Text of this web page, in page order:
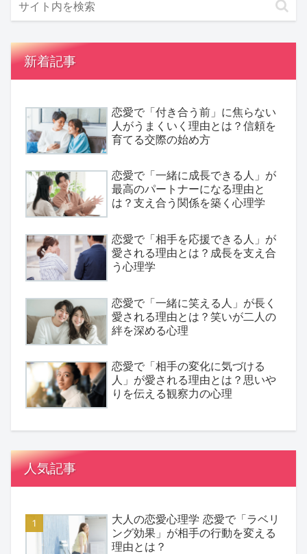
新着記事
恋愛で「付き合う前」に焦らない
人がうまくいく理由とは？信頼を
育てる交際の始め方
恋愛で「一緒に成長できる人」が
最高のパートナーになる理由と
は？支え合う関係を築く心理学
恋愛で「相手を応援できる人」が
愛される理由とは？成長を支え合
う心理学
恋愛で「一緒に笑える人」が長く
愛される理由とは？笑いが二人の
絆を深める心理
恋愛で「相手の変化に気づける
人」が愛される理由とは？思いや
りを伝える観察力の心理
人気記事
大人の恋愛心理学 恋愛で「ラベリ
ング効果」が相手の行動を変える
理由とは？